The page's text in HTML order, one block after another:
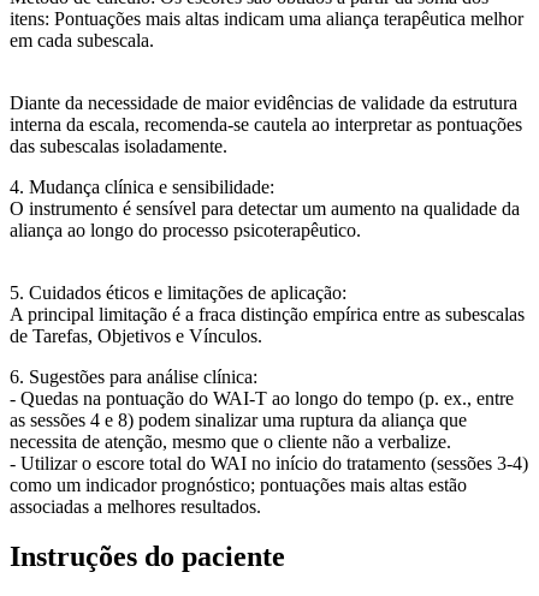
itens: Pontuações mais altas indicam uma aliança terapêutica melhor
em cada subescala.
Diante da necessidade de maior evidências de validade da estrutura
interna da escala, recomenda-se cautela ao interpretar as pontuações
das subescalas isoladamente.
4. Mudança clínica e sensibilidade:
O instrumento é sensível para detectar um aumento na qualidade da
aliança ao longo do processo psicoterapêutico.
5. Cuidados éticos e limitações de aplicação:
A principal limitação é a fraca distinção empírica entre as subescalas
de Tarefas, Objetivos e Vínculos.
6. Sugestões para análise clínica:
- Quedas na pontuação do WAI-T ao longo do tempo (p. ex., entre
as sessões 4 e 8) podem sinalizar uma ruptura da aliança que
necessita de atenção, mesmo que o cliente não a verbalize.
- Utilizar o escore total do WAI no início do tratamento (sessões 3-4)
como um indicador prognóstico; pontuações mais altas estão
associadas a melhores resultados.
Instruções do paciente